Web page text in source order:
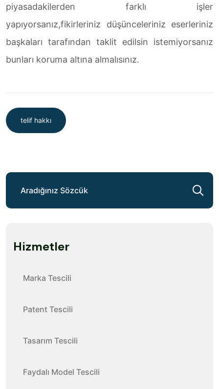
piyasadakilerden farklı işler
yapıyorsanız,fikirleriniz düşünceleriniz eserleriniz
başkaları tarafından taklit edilsin istemiyorsanız
bunları koruma altına almalısınız.
telif hakkı
Hizmetler
Marka Tescili
Patent Tescili
Tasarım Tescili
Faydalı Model Tescili